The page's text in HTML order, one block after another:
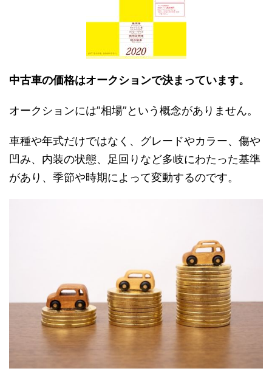
中古車の価格はオークションで決まっています。
オークションには”相場”という概念がありません。
車種や年式だけではなく、グレードやカラー、傷や
凹み、内装の状態、足回りなど多岐にわたった基準
があり、季節や時期によって変動するのです。